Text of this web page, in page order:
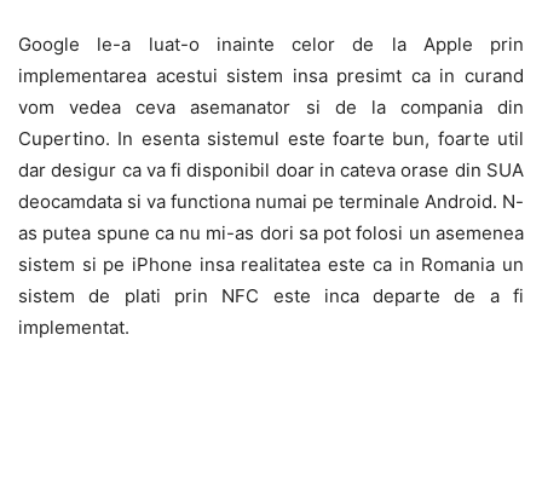
Google le-a luat-o inainte celor de la Apple prin
implementarea acestui sistem insa presimt ca in curand
vom vedea ceva asemanator si de la compania din
Cupertino. In esenta sistemul este foarte bun, foarte util
dar desigur ca va fi disponibil doar in cateva orase din SUA
deocamdata si va functiona numai pe terminale Android. N-
as putea spune ca nu mi-as dori sa pot folosi un asemenea
sistem si pe iPhone insa realitatea este ca in Romania un
sistem de plati prin NFC este inca departe de a fi
implementat.